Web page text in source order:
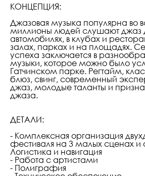
КОНЦЕПЦИЯ:
Джазовая музыка популярна во
миллионы людей слушают джаз
автомобилях, в клубах и
залах, парках и на площадях.
успеха заключается в
музыки, которое можно было
Гатчинском парке. Регтайм,
блюз, свинг, современный
джаз, молодые таланты и
джаза.
ДЕТАЛИ:
- Комплексная организация
фестиваля на 3 малых сценах и
Логистика и навигация
- Работа с артистами
- Полиграфия